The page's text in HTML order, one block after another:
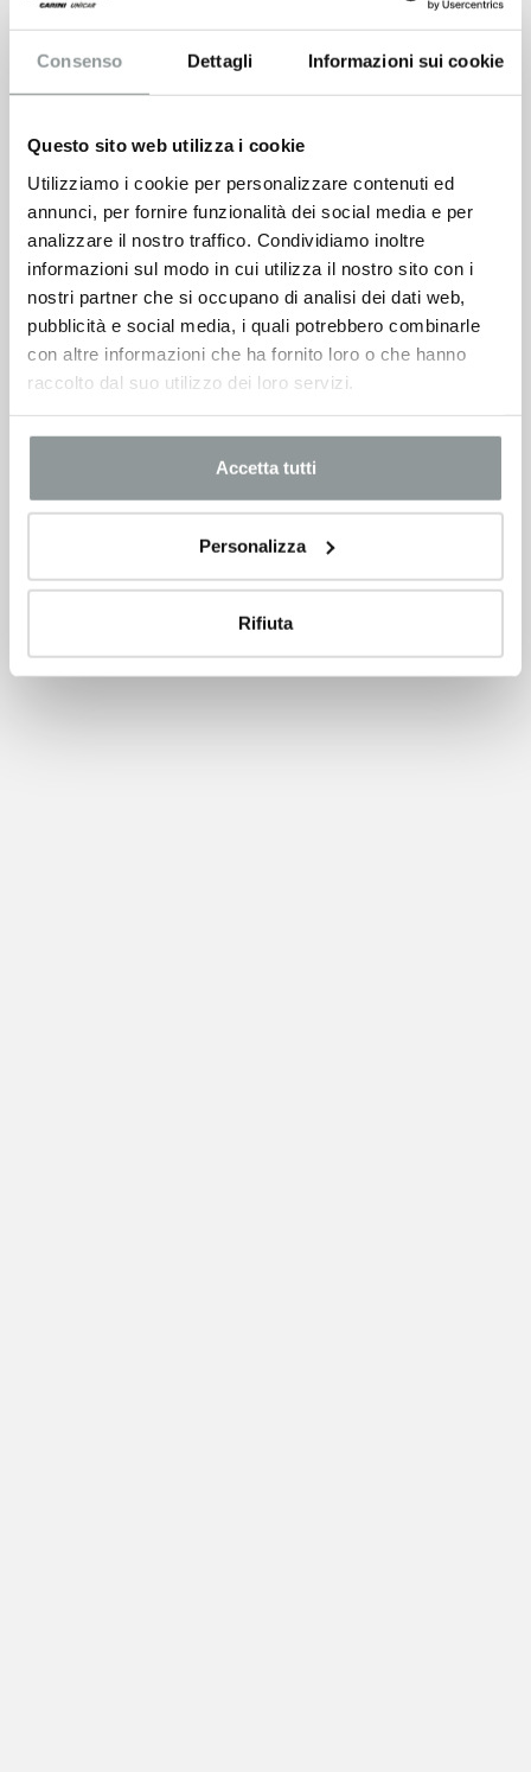
Consenso Dettagli Informazioni sui cookie
Questo sito web utilizza i cookie
Utilizziamo i cookie per personalizzare contenuti ed
annunci, per fornire funzionalità dei social media e per
analizzare il nostro traffico. Condividiamo inoltre
informazioni sul modo in cui utilizza il nostro sito con i
nostri partner che si occupano di analisi dei dati web,
pubblicità e social media, i quali potrebbero combinarle
con altre informazioni che ha fornito loro o che hanno
raccolto dal suo utilizzo dei loro servizi.
Accetta tutti
Personalizza
Rifiuta
Fiat Tipo
VEDI SCHEDA